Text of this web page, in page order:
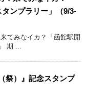
タンプラリー」（9/3-
てみなイカ？「函館駅開
期 ...
祭）』記念スタンプ